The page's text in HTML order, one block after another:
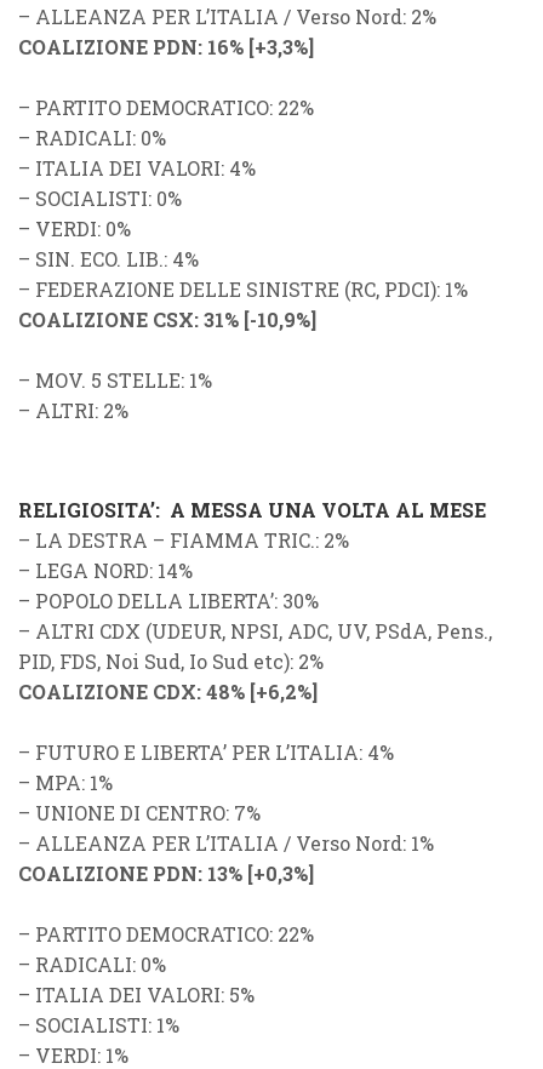
– ALLEANZA PER L’ITALIA / Verso Nord: 2%
COALIZIONE PDN: 16% [+3,3%]
– PARTITO DEMOCRATICO: 22%
– RADICALI: 0%
– ITALIA DEI VALORI: 4%
– SOCIALISTI: 0%
– VERDI: 0%
– SIN. ECO. LIB.: 4%
– FEDERAZIONE DELLE SINISTRE (RC, PDCI): 1%
COALIZIONE CSX: 31% [-10,9%]
– MOV. 5 STELLE: 1%
– ALTRI: 2%
RELIGIOSITA’: A MESSA UNA VOLTA AL MESE
– LA DESTRA – FIAMMA TRIC.: 2%
– LEGA NORD: 14%
– POPOLO DELLA LIBERTA’: 30%
– ALTRI CDX (UDEUR, NPSI, ADC, UV, PSdA, Pens.,
PID, FDS, Noi Sud, Io Sud etc): 2%
COALIZIONE CDX: 48% [+6,2%]
– FUTURO E LIBERTA’ PER L’ITALIA: 4%
– MPA: 1%
– UNIONE DI CENTRO: 7%
– ALLEANZA PER L’ITALIA / Verso Nord: 1%
COALIZIONE PDN: 13% [+0,3%]
– PARTITO DEMOCRATICO: 22%
– RADICALI: 0%
– ITALIA DEI VALORI: 5%
– SOCIALISTI: 1%
– VERDI: 1%